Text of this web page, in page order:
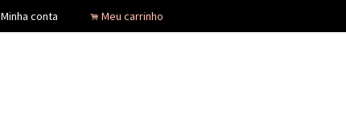
Minha conta . Meu carrinho